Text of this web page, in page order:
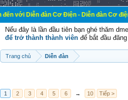
đàn Cơ Điện - Diễn đàn Cơ điện là nơi
Nếu đây là lần đầu tiên bạn ghé thăm
để trở thành thành viên để bắt đầu
Trang chủ Diễn đàn
1 2 3 4 5 6 → 10 Tiếp >